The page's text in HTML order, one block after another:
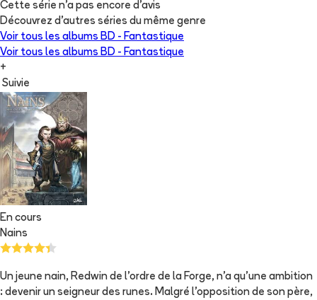
Cette série n'a pas encore d'avis
Découvrez d'autres séries du même genre
Voir tous les albums BD - Fantastique
Voir tous les albums BD - Fantastique
+
Suivie
En cours
Nains
Un jeune nain, Redwin de l'ordre de la Forge, n'a qu'une ambition
: devenir un seigneur des runes. Malgré l'opposition de son père,